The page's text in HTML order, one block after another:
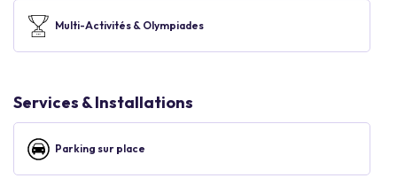
Multi-Activités & Olympiades
Services & Installations
Parking sur place